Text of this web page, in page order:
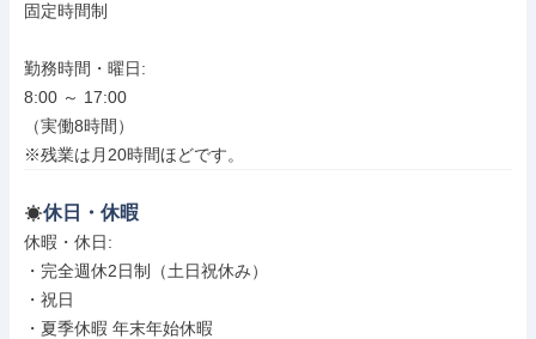
固定時間制
勤務時間・曜日:
8:00 ～ 17:00
（実働8時間）
※残業は月20時間ほどです。
休日・休暇
休暇・休日:
・完全週休2日制（土日祝休み）
・祝日
・夏季休暇 年末年始休暇